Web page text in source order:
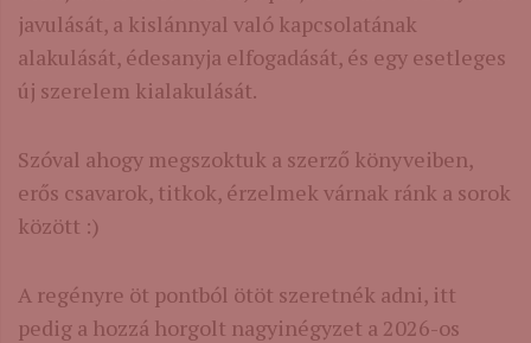
javulását, a kislánnyal való kapcsolatának
alakulását, édesanyja elfogadását, és egy esetleges
új szerelem kialakulását.
Szóval ahogy megszoktuk a szerző könyveiben,
erős csavarok, titkok, érzelmek várnak ránk a sorok
között :)
A regényre öt pontból ötöt szeretnék adni, itt
pedig a hozzá horgolt nagyinégyzet a 2026-os